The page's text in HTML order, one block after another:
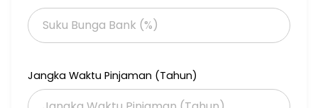
Harga mulai 4 M
Dapatkan unitnya segera sebelum kehabisan
Jangka Waktu Pinjaman (Tahun)